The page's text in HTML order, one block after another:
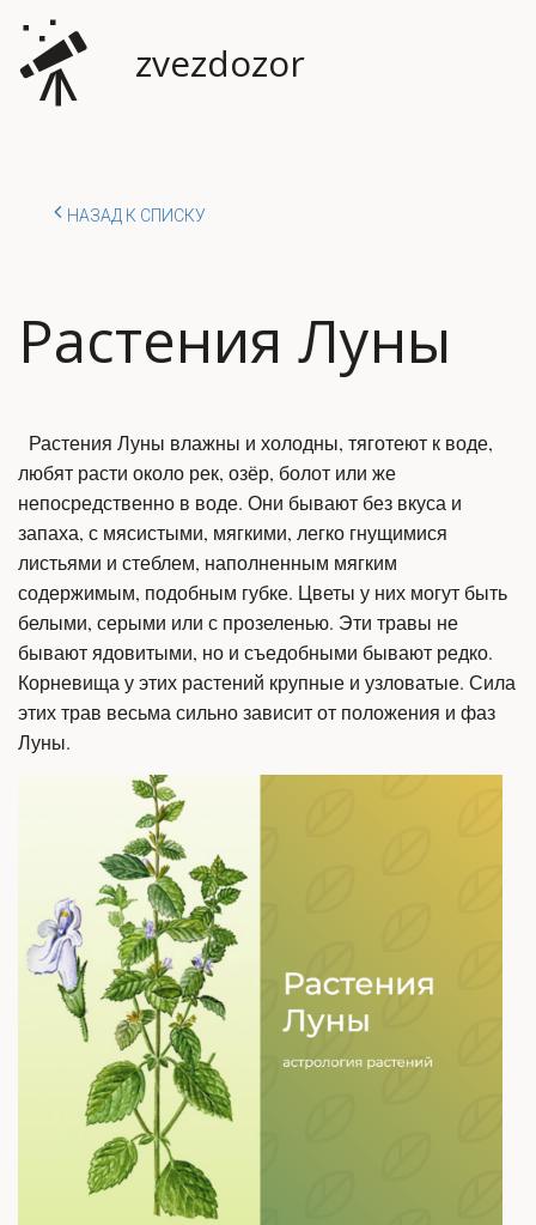
zvezdozor
НАЗАД К СПИСКУ
Растения Луны
Растения Луны влажны и холодны, тяготеют к воде,
любят расти около рек, озёр, болот или же
непосредственно в воде. Они бывают без вкуса и
запаха, с мясистыми, мягкими, легко гнущимися
листьями и стеблем, наполненным мягким
содержимым, подобным губке. Цветы у них могут быть
белыми, серыми или с прозеленью. Эти травы не
бывают ядовитыми, но и съедобными бывают редко.
Корневища у этих растений крупные и узловатые. Сила
этих трав весьма сильно зависит от положения и фаз
Луны.